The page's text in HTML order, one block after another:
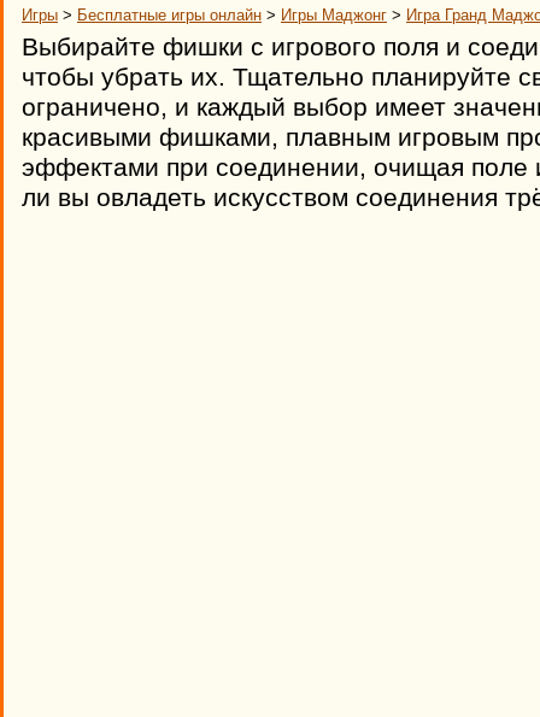
Игры > Бесплатные игры онлайн > Игры Маджонг > Игра Гранд
Выбирайте фишки с игрового поля и
чтобы убрать их. Тщательно планируйте
ограничено, и каждый выбор имеет
красивыми фишками, плавным игровым
эффектами при соединении, очищая поле
ли вы овладеть искусством соединения